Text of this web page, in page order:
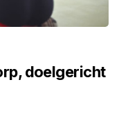
doelgericht